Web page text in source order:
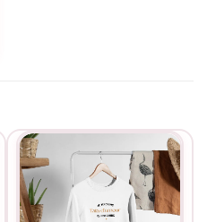
durablement tous vos